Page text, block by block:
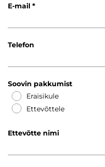
E-mail
Telefon
Soovin pakkumist
Eraisikule
Ettevõttele
Ettevõtte nimi